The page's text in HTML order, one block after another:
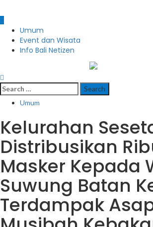
Primary
Menu
Umum
Event dan Wisata
Info Bali Netizen
Search
for:
Umum
Kelurahan
Distribusikan
Masker Kepada
Suwung Batan
Terdampak